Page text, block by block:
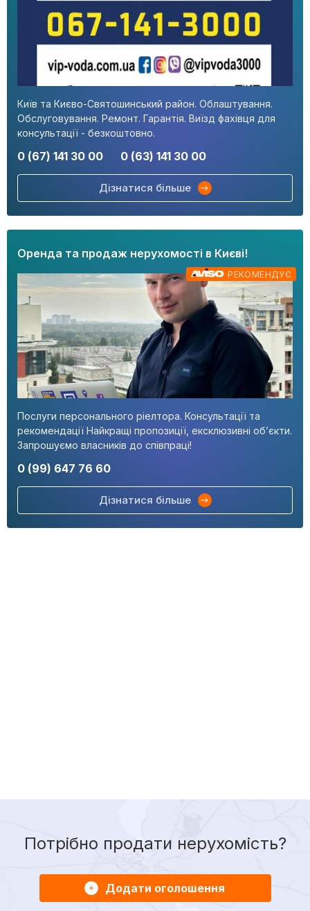
Київ та Києво-Святошинський район. Облаштування.
Обслуговування. Ремонт. Гарантія. Виїзд фахівця для
консультації - безкоштовно.
0 (67) 141 30 00 0 (63) 141 30 00
Дізнатися більше
Послуги персонального ріелтора. Консультації та
рекомендації Найкращі пропозиції, ексклюзивні об’єкти.
Запрошуємо власників до співпраці!
0 (99) 647 76 60
Дізнатися більше
Оренда та продаж нерухомості в Києві!
РЕКОМЕНДУЄ
Потрібно продати нерухомість?
Додати оголошення